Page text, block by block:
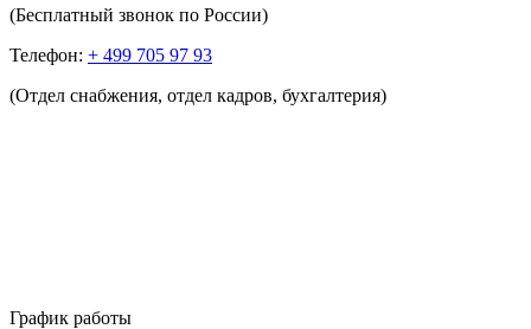
(Бесплатный звонок по России)
Телефон: + 499 705 97 93
(Отдел снабжения, отдел кадров, бухгалтерия)
График работы